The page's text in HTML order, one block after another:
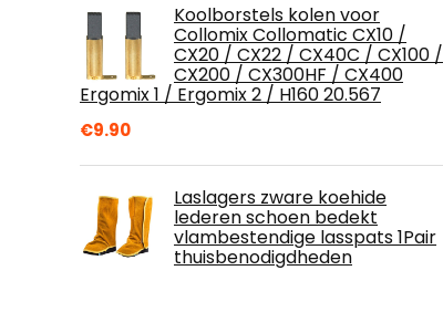
Koolborstels kolen voor
Collomix Collomatic CX10 /
CX20 / CX22 / CX40C / CX100 /
CX200 / CX300HF / CX400
Ergomix 1 / Ergomix 2 / H160 20.567
€9.90
Laslagers zware koehide
lederen schoen bedekt
vlambestendige lasspats 1Pair
thuisbenodigdheden